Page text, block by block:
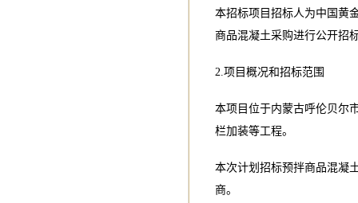
本招标项目招标人为中国黄
商品混凝土采购进行公开招
2.项目概况和招标范围
本项目位于内蒙古呼伦贝尔
栏加装等工程。
本次计划招标预拌商品混凝
商。